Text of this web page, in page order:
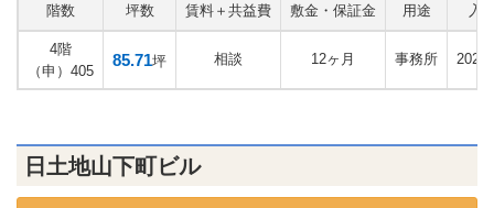
階数 坪数 賃料＋共益費 敷金・保証金 用途 入
4階
（申）405
85.71坪 相談 12ヶ月 事務所 2026
日土地山下町ビル